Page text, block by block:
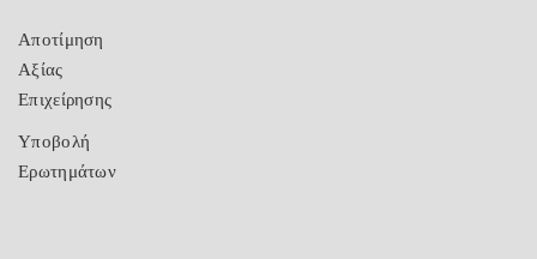
Αποτίμηση
Αξίας
Επιχείρησης
Υποβολή
Ερωτημάτων